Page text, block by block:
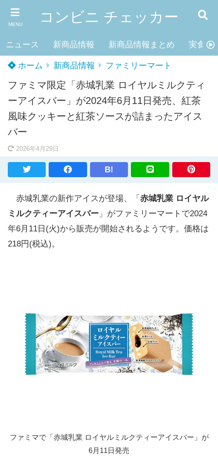
MENU コンビニ チェッカー
ニュース 新商品情報 新商品情報まとめ 実食レ
ホーム 新商品情報 ファミリーマート
ファミマ限定「赤城乳業 ロイヤルミルクティ
ーアイスバー」が2024年6月11日発売、紅茶
風味クッキーと紅茶ソースが詰まったアイス
バー
2026年4月29日
B!
赤城乳業の新作アイスが登場、「 赤城乳業 ロイヤル
ミルクティーアイスバー 」がファミリーマートで2024
年6月11日(火)から販売が開始されるようです。価格は
218円(税込)。
ファミマで「赤城乳業 ロイヤルミルクティーアイスバー」が
6月11日発売